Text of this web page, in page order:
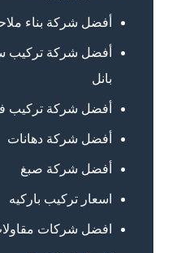
أفضل شركة بناء
أفضل شركة تركيب
بانل
أفضل شركة تركيب
أفضل شركة دهانات
أفضل شركة صبغ
اسعار تركيب باركيه
افضل شركات